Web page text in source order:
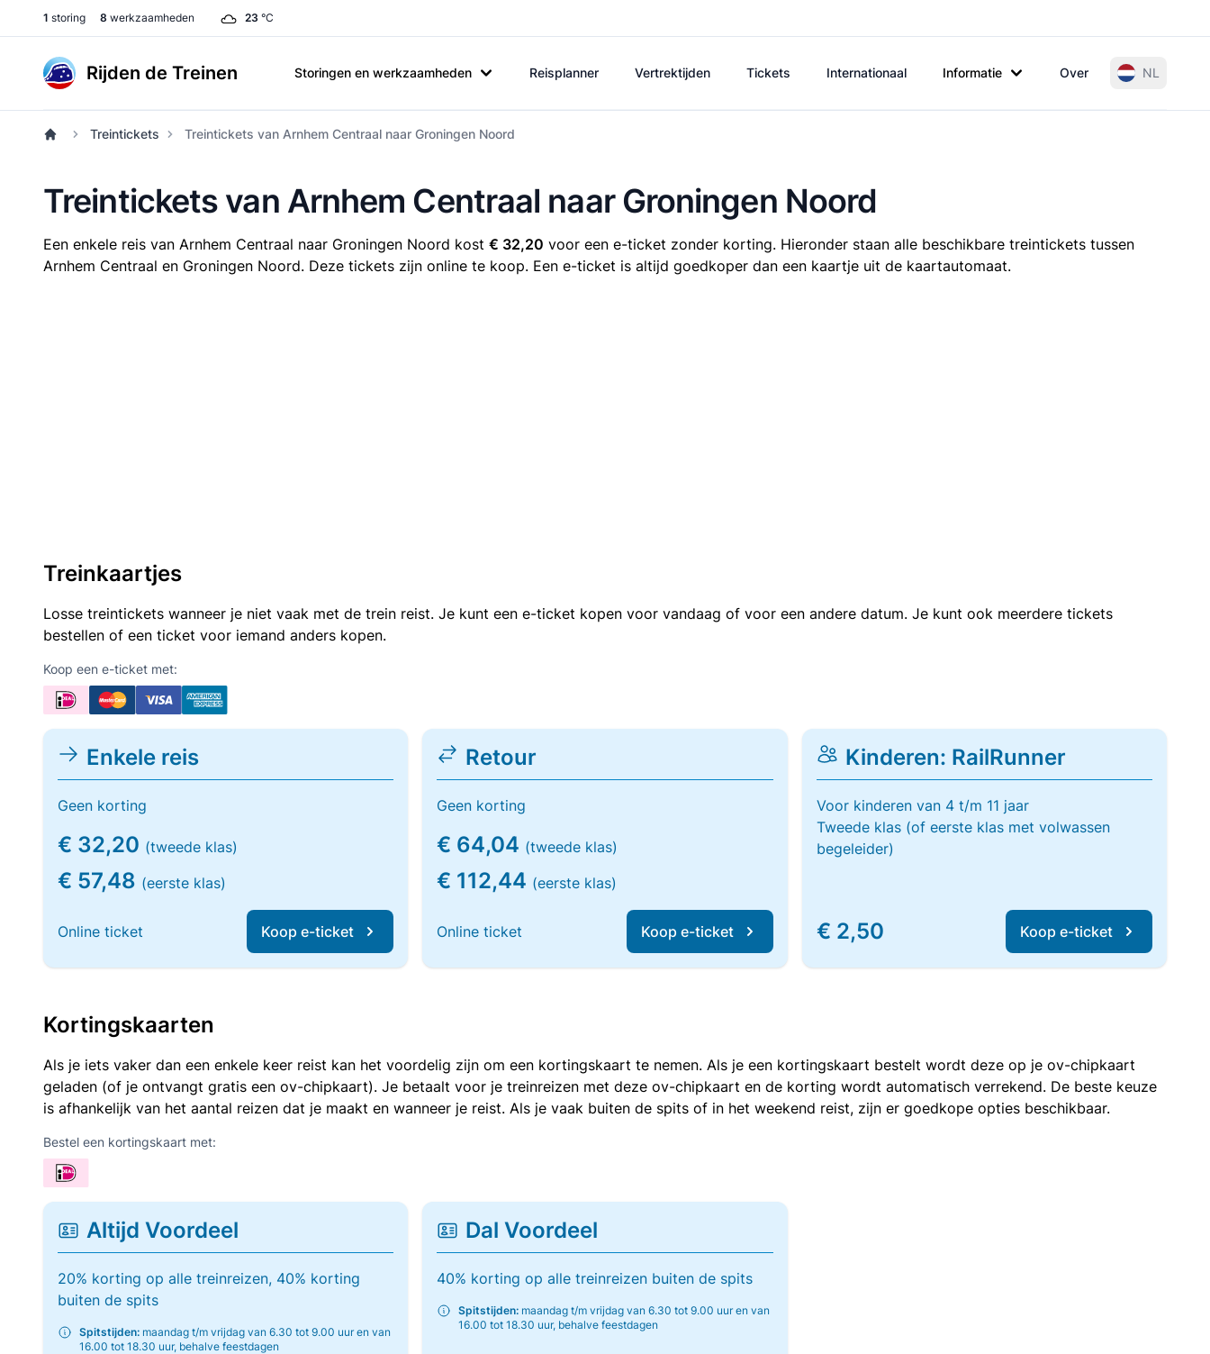
1 storing 8 werkzaamheden 23 °C
Rijden de Treinen Storingen en werkzaamheden Reisplanner Vertrektijden Tickets Internationaal Informatie Over NL
Treintickets Treintickets van Arnhem Centraal naar Groningen Noord
Treintickets van Arnhem Centraal naar Groningen Noord
Een enkele reis van Arnhem Centraal naar Groningen Noord kost € 32,20 voor een e-ticket zonder korting. Hieronder staan alle beschikbare treintickets tussen
Arnhem Centraal en Groningen Noord. Deze tickets zijn online te koop. Een e-ticket is altijd goedkoper dan een kaartje uit de kaartautomaat.
Treinkaartjes
Losse treintickets wanneer je niet vaak met de trein reist. Je kunt een e-ticket kopen voor vandaag of voor een andere datum. Je kunt ook meerdere tickets
bestellen of een ticket voor iemand anders kopen.
Koop een e-ticket met:
Enkele reis
Geen korting
€ 32,20 (tweede klas)
€ 57,48 (eerste klas)
Online ticket Koop e-ticket
Retour
Geen korting
€ 64,04 (tweede klas)
€ 112,44 (eerste klas)
Online ticket Koop e-ticket
Kinderen: RailRunner
Voor kinderen van 4 t/m 11 jaar
Tweede klas (of eerste klas met volwassen
begeleider)
€ 2,50 Koop e-ticket
Kortingskaarten
Als je iets vaker dan een enkele keer reist kan het voordelig zijn om een kortingskaart te nemen. Als je een kortingskaart bestelt wordt deze op je ov-chipkaart
geladen (of je ontvangt gratis een ov-chipkaart). Je betaalt voor je treinreizen met deze ov-chipkaart en de korting wordt automatisch verrekend. De beste keuze
is afhankelijk van het aantal reizen dat je maakt en wanneer je reist. Als je vaak buiten de spits of in het weekend reist, zijn er goedkope opties beschikbaar.
Bestel een kortingskaart met:
Altijd Voordeel
20% korting op alle treinreizen, 40% korting
buiten de spits
Spitstijden: maandag t/m vrijdag van 6.30 tot 9.00 uur en van
16.00 tot 18.30 uur, behalve feestdagen
Dal Voordeel
40% korting op alle treinreizen buiten de spits
Spitstijden: maandag t/m vrijdag van 6.30 tot 9.00 uur en van
16.00 tot 18.30 uur, behalve feestdagen